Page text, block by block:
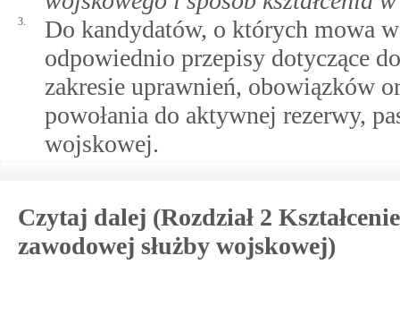
3.
Do kandydatów, o których mowa
odpowiednio przepisy dotyczące
zakresie uprawnień, obowiązków
powołania do aktywnej rezerwy,
wojskowej.
Czytaj dalej (Rozdział 2
zawodowej służby wojskowej)